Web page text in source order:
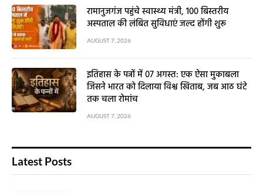
रामानुजगंज पहुंचे स्वास्थ्य मंत्री, 100 बिस्तरीय
अस्पताल की लंबित सुविधाएं जल्द होंगी शुरू
AUGUST 7, 2026
इतिहास के पन्नों में 07 अगस्त: एक ऐसा मुकाबला
जिसने भारत को दिलाया विश्व खिताब, जब आठ घंटे
तक चला रोमांच
AUGUST 7, 2026
Latest Posts